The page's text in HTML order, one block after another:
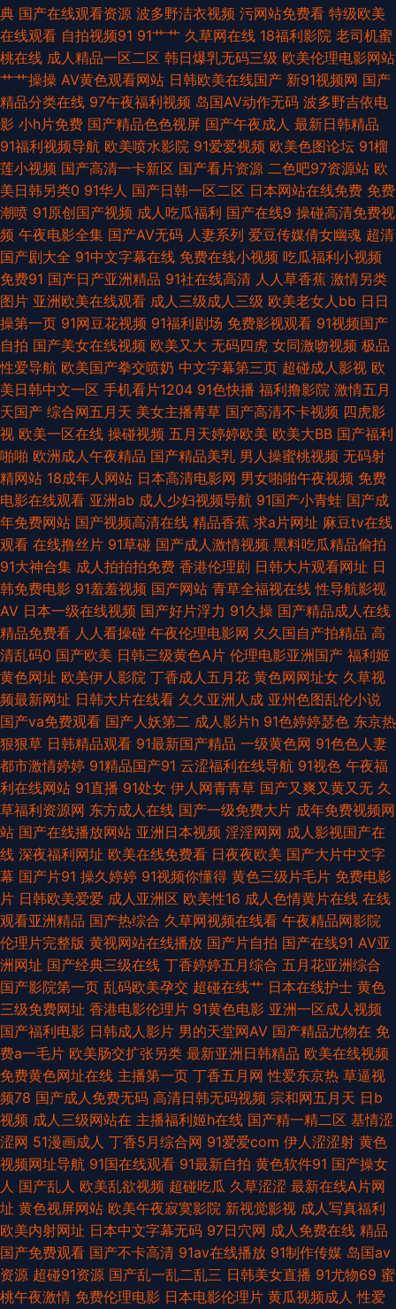
站看片 九九福利AV导航 午夜深夜福利 91看片免费下载 肏屄网在线 岛国AV
网址 草莓视频免费观看 操碰公开视频 www97丝足网 97婷婷五月天 91看片
免费网站 91呦女呦女 91经典免费视频 中文字幕日本五区 亚洲人成无码 午夜
璐璐 午夜福利7 91主播福利视频 99超碰资源总站 国产传媒合集 欧美操逼熟
妇 三级在线观看 99精热 福利导航大香蕉 韩日一区二区 久久精品久久精 日
本有码社区 午夜影院6018 91传媒合集 操逼电影网 岛国动作片网站 国产色
网 黑丝国产素人 狼友免费福利 男人影院AV 日韩内地国产人成 亚洲第一红杏
视频 91网站永久 超碰大香蕉网 岛国精品在线播放 成人精品导航福利 久久g
热 欧美性爱免费 日本超碰夜夜撸 人妖自慰网站 熟妇伦理片 亚洲精品二区三
91福利射视频 av亚洲色色香蕉 狼友AV在线 欧美性爱A片 91抖淫 AV宅配站
超碰91九色 国产a成人 国产亚洲日本 麻豆AV影院 综合另类 海角社区母子 蜜
桃精品一区二 人妖色情男女网站 日韩无人区艹 色综合色97 天美传果冻制片
午夜少妇影院 91传媒网页播放 福利社视频 久久肏逼网 亚洲二区成人 成人不
卡a人电影 人人操人人肏 91传媒在线观看 豆花人人色 精品少妇蜜91 韩日欧
美三区 国产白丝探花 成人自慰网站 日本电影av 91国产网站 国产性爱精品一
区 五月天情趣网 91黄日 欧美一级韩国日本 91全部免费观看 黑丝巨乳极品
大香蕉伊人9 久久中文AV资源 青青草AV导航 四虎怎么播放失败 亚洲综合
28p 91次元网站 91精品亚洲 91熟妇视频在线 天堂AV电影网 97色97好 激情
都市色网 日韩性交网址 91户外 97色色资源总站 97骚资源 伊人东京热蜜桃
亚洲爱爱永久网站 91网站免费视频 伦理视频91 在线A片导航 老湿影院V48
亚洲97色 91传媒精品 超碰人人干人人 黄网站大全免费 人人操人人摸97 少
妇性福网 亚洲自拍色图 黄色WW 91蜜臀在线观看 A级超碰 91官方网页免费
老司机午夜精品 91官网网页版 www视频 狠狠操综合网 人人操网 91www视
频 超碰51 天天操精品 91资源 黑人干日本少妇 美女黄视WWWW 日本91网站
入口 天天操B日韩无码 亚洲AV色图 在线免费AV电话 久久超碰久久超碰 69草
逼网 国产酒店久久网 精品色色 欧美午夜免费剧场 天天日b夜夜爽 91网视频
www色色综 国产精品高潮久久 91原创视频 激情视频综合 人人爱肏屄 91蜜
桃黑人人妻 成人AV午夜福利 菠萝αⅴ 老司机AV福利 97超碰欧美亚洲 黄色天
堂网 深夜激情av 99瑟瑟鲁 欧美成性交jH片 在线国产超碰9 福利人AV 欧美
性欧美性一区 影音先锋伪娘 传媒在线看 欧美日韩国产色色 伊人AV电影 超碰
典 国产在线观看资源 波多野洁衣视频 污网站免费看 特级欧美
在线观看 自拍视频91 91艹艹 久草网在线 18福利影院 老司机蜜
桃在线 成人精品一区二区 韩日爆乳无码三级 欧美伦理电影网站
艹艹操操 AV黄色观看网站 日韩欧美在线国产 新91视频网 国产
精品分类在线 97午夜福利视频 岛国AV动作无码 波多野吉依电
影 小h片免费 国产精品色色视屏 国产午夜成人 最新日韩精品
91福利视频导航 欧美喷水影院 91爱爱视频 欧美色图论坛 91榴
莲小视频 国产高清一卡新区 国产看片资源 二色吧97资源站 欧
美日韩另类0 91华人 国产日韩一区二区 日本网站在线免费 免费
潮喷 91原创国产视频 成人吃瓜福利 国产在线9 操碰高清免费视
频 午夜电影全集 国产AV无码 人妻系列 爱豆传媒倩女幽魂 超清
国产剧大全 91中文字幕在线 免费在线小视频 吃瓜福利小视频
免费91 国产日产亚洲精品 91社在线高清 人人草香蕉 激情另类
图片 亚洲欧美在线观看 成人三级成人三级 欧美老女人bb 日日
操第一页 91网豆花视频 91福利剧场 免费影视观看 91视频国产
自拍 国产美女在线视频 欧美又大 无码四虎 女同激吻视频 极品
性爱导航 欧美国产拳交喷奶 中文字幕第三页 超碰成人影视 欧
美日韩中文一区 手机看片1204 91色快播 福利撸影院 激情五月
天国产 综合网五月天 美女主播青草 国产高清不卡视频 四虎影
视 欧美一区在线 操碰视频 五月天婷婷欧美 欧美大BB 国产福利
啪啪 欧洲成人午夜精品 国产精品美乳 男人操蜜桃视频 无码射
精网站 18成年人网站 日本高清电影网 男女啪啪午夜视频 免费
电影在线观看 亚洲ab 成人少妇视频导航 91国产小青蛙 国产成
年免费网站 国产视频高清在线 精品香蕉 求a片网址 麻豆tv在线
观看 在线撸丝片 91草碰 国产成人激情视频 黑料吃瓜精品偷拍
91大神合集 成人拍拍拍免费 香港伦理剧 日韩大片观看网址 日
韩免费电影 91羞羞视频 国产网站 青草全福视在线 性导航影视
AV 日本一级在线视频 国产好片浮力 91久操 国产精品成人在线
精品免费看 人人看操碰 午夜伦理电影网 久久国自产拍精品 高
清乱码0 国产欧美 日韩三级黄色A片 伦理电影亚洲国产 福利姬
黄色网址 欧美伊人影院 丁香成人五月花 黄色网网址女 久草视
频最新网址 日韩大片在线看 久久亚洲人成 亚州色图乱伦小说
国产va免费观看 国产人妖第二 成人影片h 91色婷婷瑟色 东京热
狠狠草 日韩精品观看 91最新国产精品 一级黄色网 91色色人妻
都市激情婷婷 91精品国产91 云涩福利在线导航 91视色 午夜福
利在线网站 91直播 91处女 伊人网青青草 国产又爽又黄又无 久
草福利资源网 东方成人在线 国产一级免费大片 成年免费视频网
站 国产在线播放网站 亚洲日本视频 淫淫网网 成人影视国产在
线 深夜福利网址 欧美在线免费看 日夜夜欧美 国产大片中文字
幕 国产片91 操久婷婷 91视频你懂得 黄色三级片毛片 免费电影
片 日韩欧美爱爱 成人亚洲区 欧美性16 成人色情黄片在线 在线
观看亚洲精品 国产热综合 久草网视频在线看 午夜精品网影院
伦理片完整版 黄视网站在线播放 国产片自拍 国产在线91 AV亚
洲网址 国产经典三级在线 丁香婷婷五月综合 五月花亚洲综合
国产影院第一页 乱码欧美孕交 超碰在线艹 日本在线护士 黄色
三级免费网址 香港电影伦理片 91黄色电影 亚洲一区成人视频
国产福利电影 日韩成人影片 男的天堂网AV 国产精品尤物在 免
费a一毛片 欧美肠交扩张另类 最新亚洲日韩精品 欧美在线视频
免费黄色网址在线 主播第一页 丁香五月网 性爱东京热 草逼视
频78 国产成人免费无码 高清日韩无码视频 宗和网五月天 日b
视频 成人三级网站在 主播福利姬h在线 国产精一精二区 基情涩
涩网 51漫画成人 丁香5月综合网 91爱爱com 伊人涩涩射 黄色
视频网址导航 91国在线观看 91最新自拍 黄色软件91 国产操女
人 国产乱人 欧美乱欲视频 超碰吃瓜 久草涩涩 最新在线A片网
址 黄色视屏网站 欧美午夜寂寞影院 新视觉影视 成人写真福利
欧美内射网址 日本中文字幕无码 97日穴网 成人免费在线 精品
国产免费观看 国产不卡高清 91av在线播放 91制作传媒 岛国av
资源 超碰91资源 国产乱一乱二乱三 日韩美女直播 91尤物69 蜜
桃午夜激情 免费伦理电影 日本电影伦理片 黄瓜视频成人 性爱